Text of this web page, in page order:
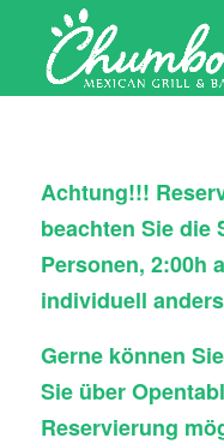
Achtung!!!
beachten Sie die
Personen, 2:00h
individuell
Gerne können
Sie über
Reservierung